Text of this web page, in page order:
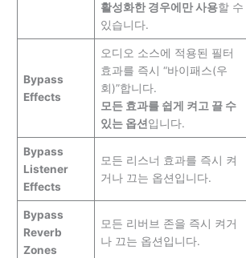
활성화한 경우에만 사용할 수
있습니다.
Bypass
Effects
오디오 소스에 적용된 필터
효과를 즉시 “바이패스(우
회)”합니다.
모든 효과를 쉽게 켜고 끌 수
있는 옵션입니다.
Bypass
Listener
Effects
모든 리스너 효과를 즉시 켜
거나 끄는 옵션입니다.
Bypass
Reverb
Zones
모든 리버브 존을 즉시 켜거
나 끄는 옵션입니다.